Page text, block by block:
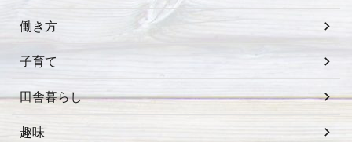
働き方
子育て
田舎暮らし
趣味